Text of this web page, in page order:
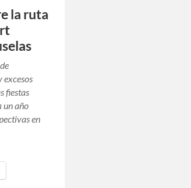
la ruta
excesos
fiestas
un año
en